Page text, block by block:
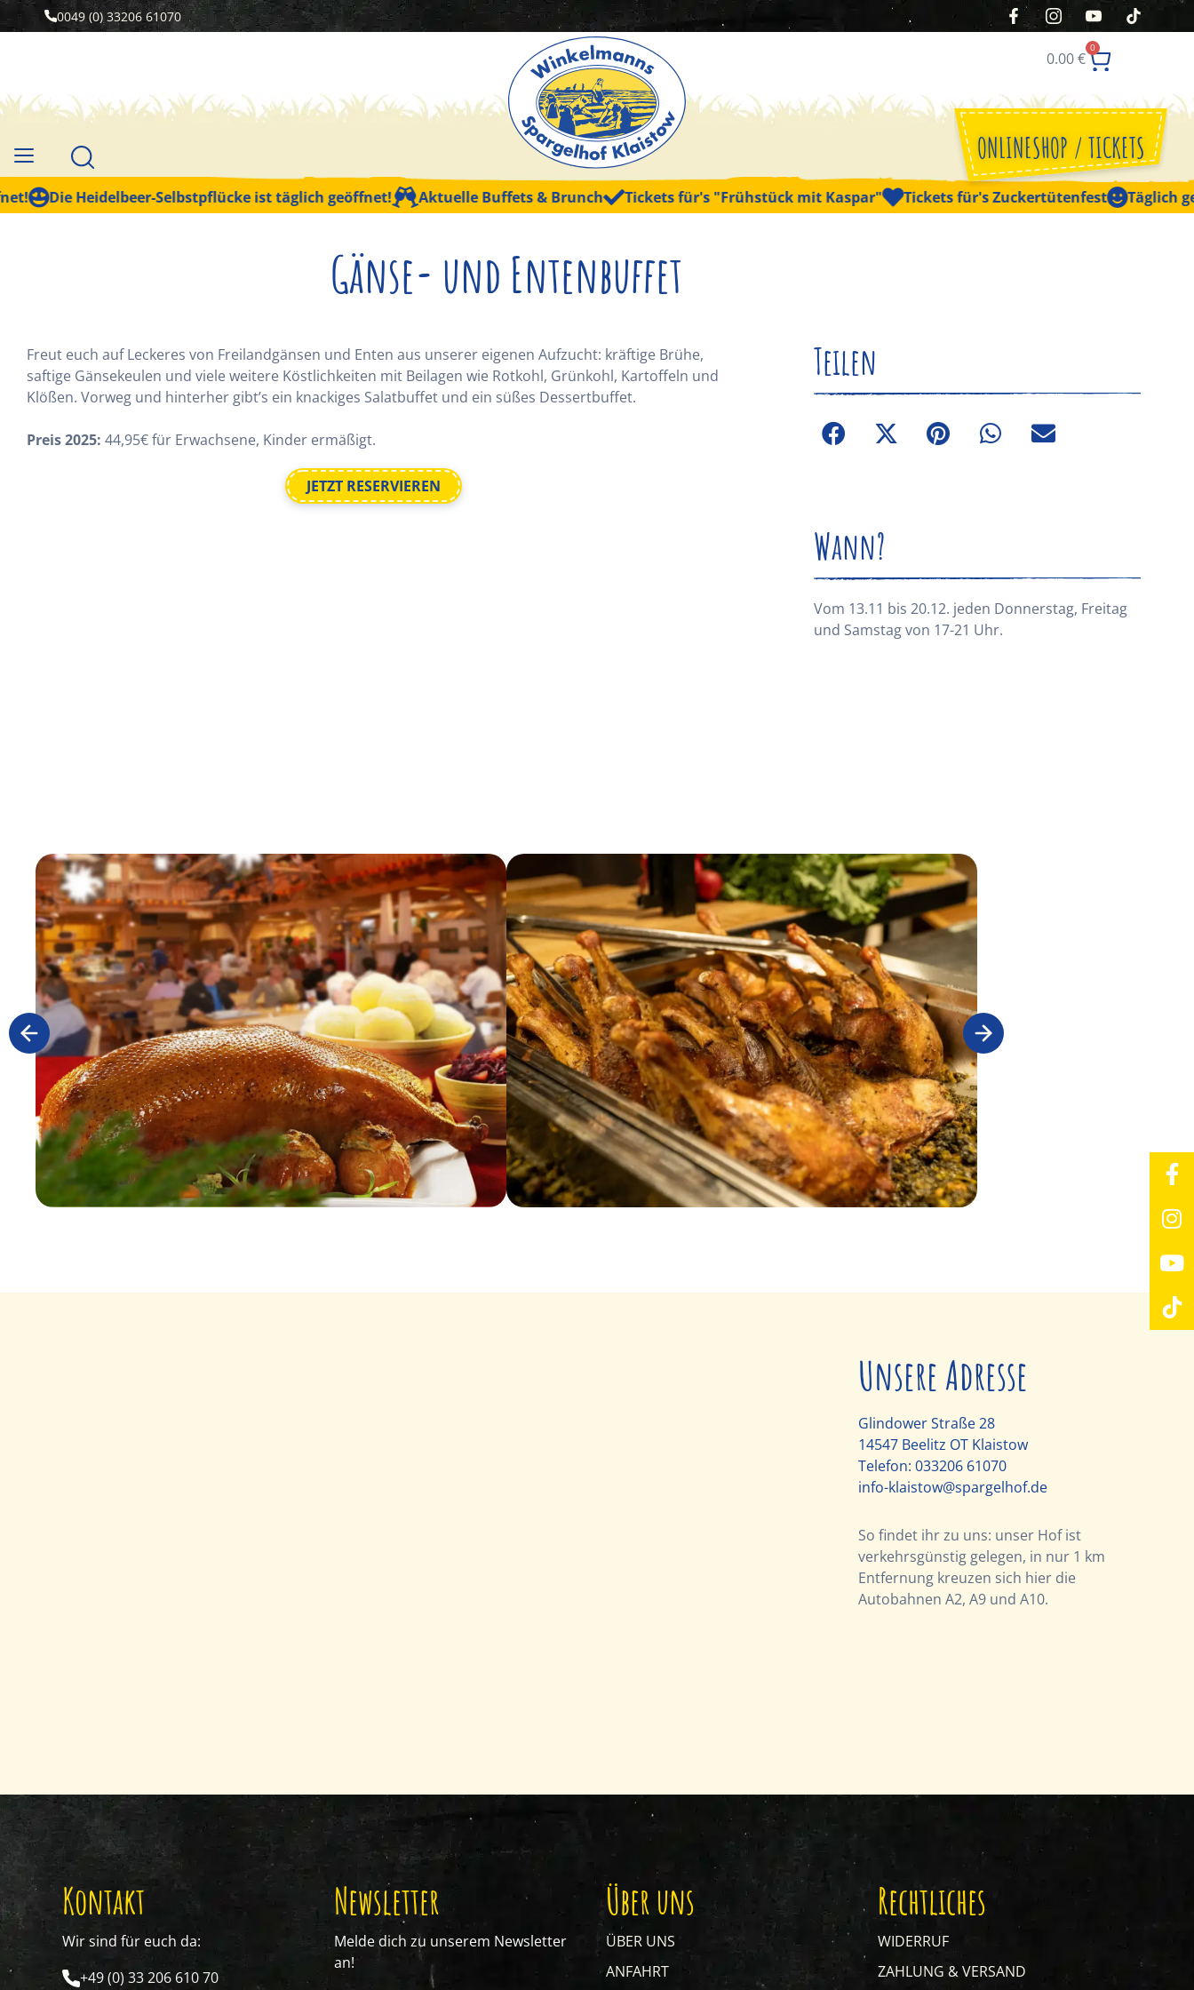
0049 (0) 33206 61070
0.00€
0
ONLINESHOP / TICKETS
Die Heidelbeer-Selbstpflücke ist täglich geöffnet! Aktuelle Buffets & Brunch Tickets für's "Frühstück mit Kaspar" Tickets für's Zuckertütenfest Täglich
Gänse- und Entenbuffet
Freut euch auf Leckeres von Freilandgänsen und Enten aus unserer eigenen Aufzucht: kräftige Brühe,
saftige Gänsekeulen und viele weitere Köstlichkeiten mit Beilagen wie Rotkohl, Grünkohl, Kartoffeln und
Klößen. Vorweg und hinterher gibt’s ein knackiges Salatbuffet und ein süßes Dessertbuffet.
Preis 2025: 44,95€ für Erwachsene, Kinder ermäßigt.
JETZT RESERVIEREN
Teilen
Wann?
Vom 13.11 bis 20.12. jeden Donnerstag, Freitag
und Samstag von 17-21 Uhr.
Unsere Adresse
Glindower Straße 28
14547 Beelitz OT Klaistow
Telefon: 033206 61070
info-klaistow@spargelhof.de
So findet ihr zu uns: unser Hof ist
verkehrsgünstig gelegen, in nur 1 km
Entfernung kreuzen sich hier die
Autobahnen A2, A9 und A10.
Kontakt
Wir sind für euch da:
+49 (0) 33 206 610 70
Newsletter
Melde dich zu unserem Newsletter
an!
Über uns
ÜBER UNS
ANFAHRT
Rechtliches
WIDERRUF
ZAHLUNG & VERSAND